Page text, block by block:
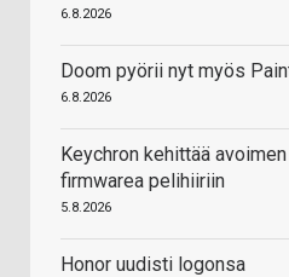
6.8.2026
Doom pyörii nyt myös
6.8.2026
Keychron kehittää
firmwarea pelihiiriin
5.8.2026
Honor uudisti logonsa